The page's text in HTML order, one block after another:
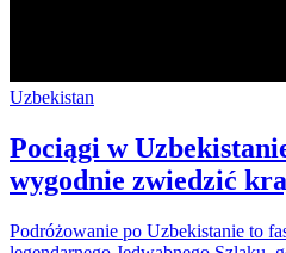
Uzbekistan
Pociągi w
wygodnie zwiedzić
Podróżowanie po Uzbekistanie to